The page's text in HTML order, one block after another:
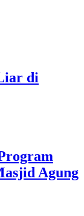
di
Agung